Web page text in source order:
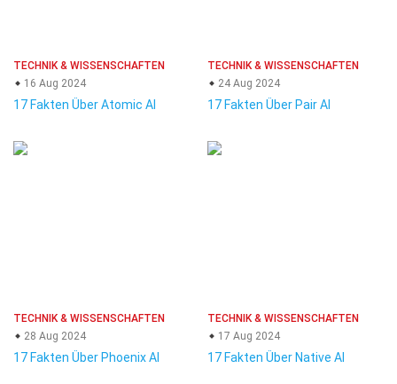
TECHNIK & WISSENSCHAFTEN
16 Aug 2024
17 Fakten Über Atomic AI
TECHNIK & WISSENSCHAFTEN
24 Aug 2024
17 Fakten Über Pair AI
TECHNIK & WISSENSCHAFTEN
28 Aug 2024
17 Fakten Über Phoenix AI
TECHNIK & WISSENSCHAFTEN
17 Aug 2024
17 Fakten Über Native AI